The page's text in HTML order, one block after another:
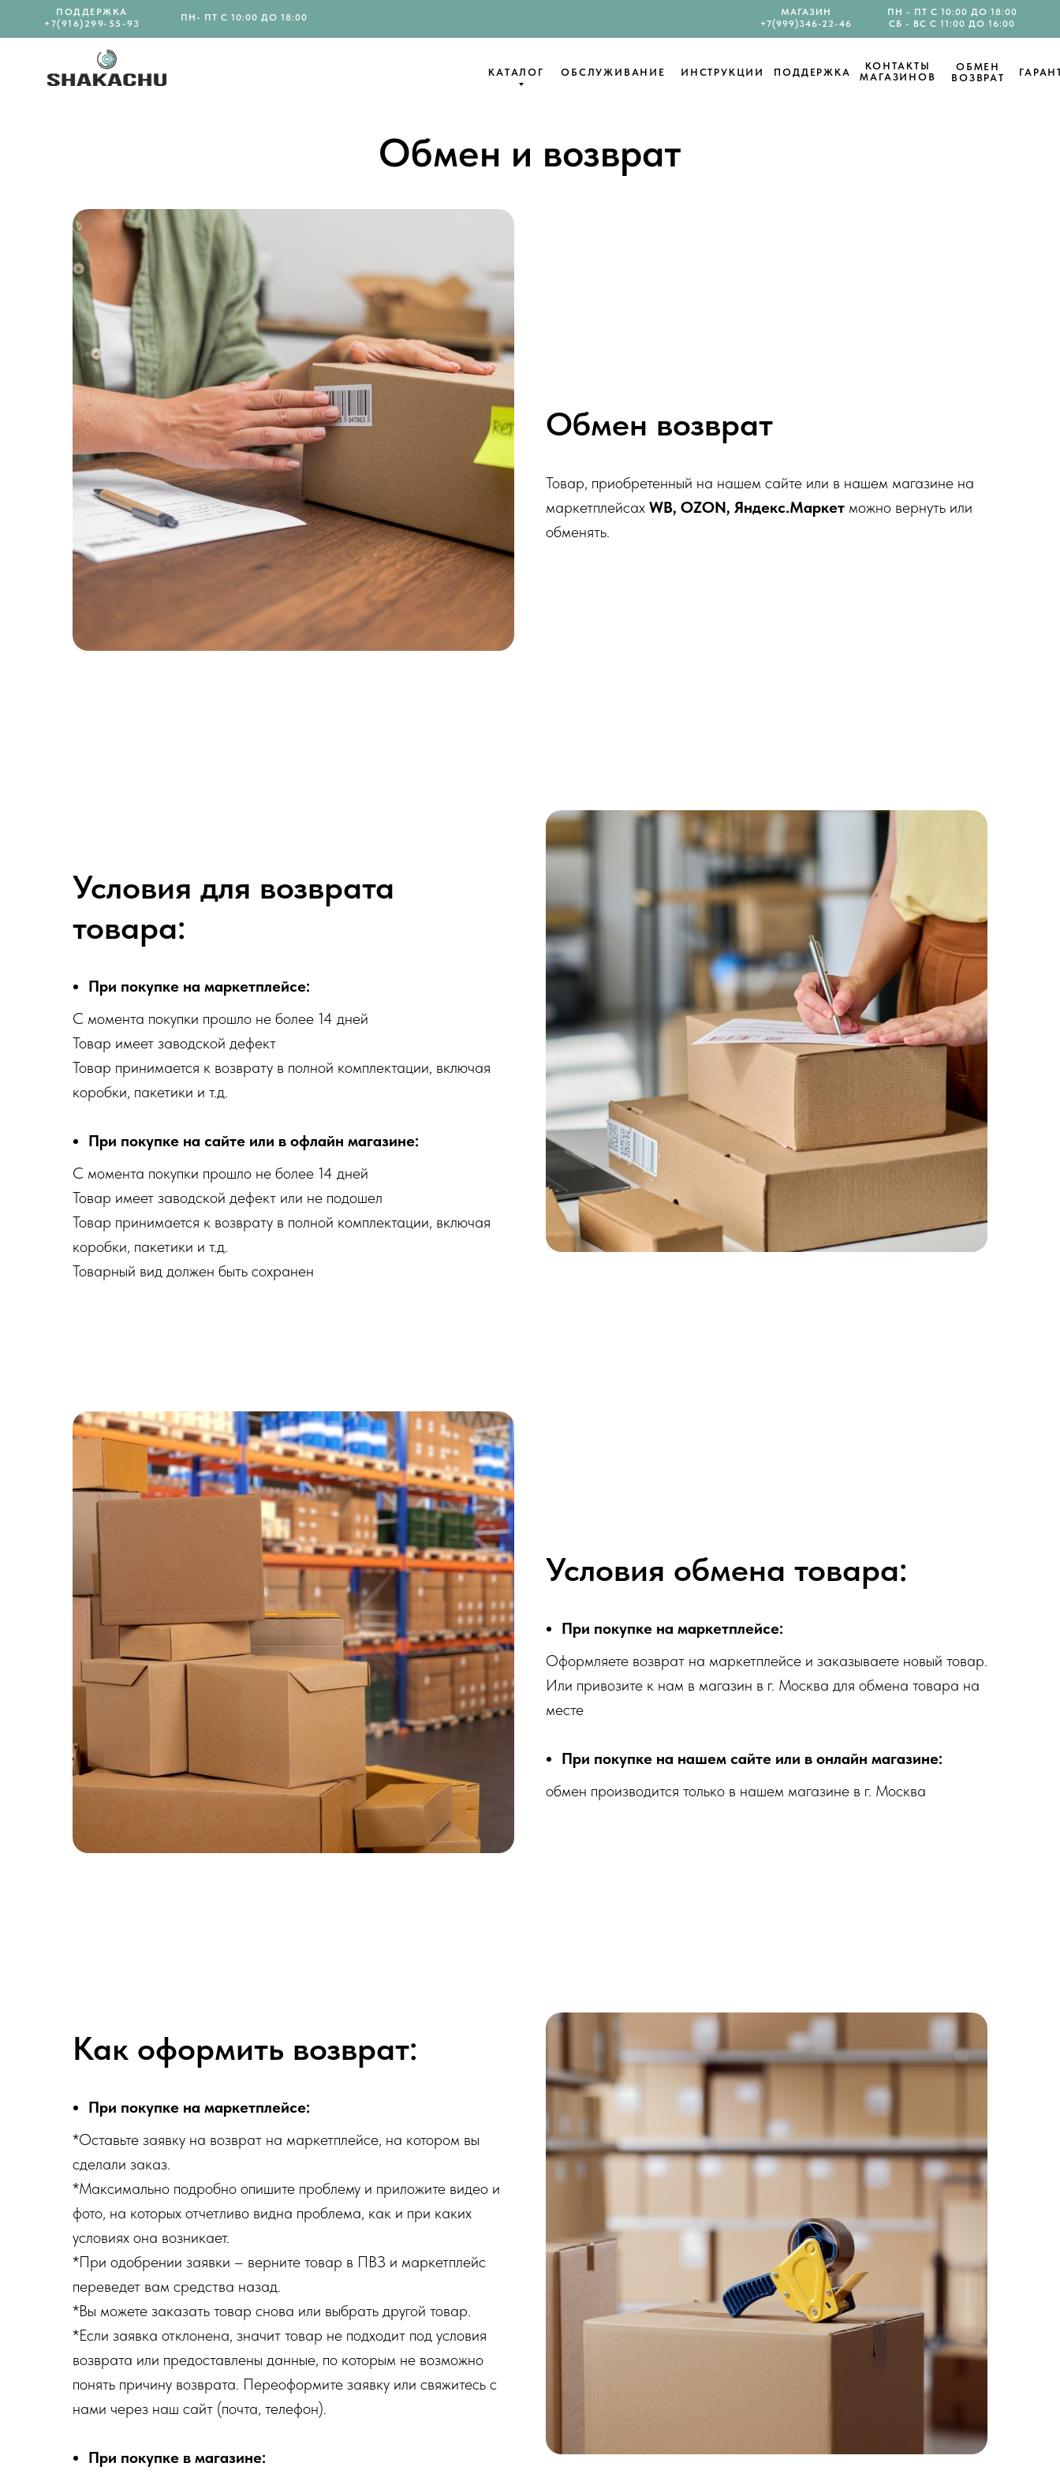
ИНСТРУКЦИИ ПОДДЕРЖКА
КОНТАКТЫ
МАГАЗИНОВ
ОБМЕН
ВОЗВРАТ
КАТАЛОГ
ПОДДЕРЖКА
+7(916)299-55-93
МАГАЗИН
+7(999)346-22-46
ПН- ПТ С 10:00 ДО 18:00
ПН - ПТ С 10:00 ДО 18:00
СБ - ВС С 11:00 ДО 16:00
ОБСЛУЖИВАНИЕ
Обмен и возврат
Обмен возврат
Товар, приобретенный на нашем сайте или в нашем магазине на
маркетплейсах WB, OZON, Яндекс.Маркет можно вернуть или
обменять.
Условия для возврата
товара:
При покупке на маркетплейсе:
С момента покупки прошло не более 14 дней
Товар имеет заводской дефект
Товар принимается к возврату в полной комплектации, включая
коробки, пакетики и т.д.
При покупке на сайте или в офлайн магазине:
С момента покупки прошло не более 14 дней
Товар имеет заводской дефект или не подошел
Товар принимается к возврату в полной комплектации, включая
коробки, пакетики и т.д.
Товарный вид должен быть сохранен
Условия обмена товара:
При покупке на маркетплейсе:
Оформляете возврат на маркетплейсе и заказываете новый товар.
Или привозите к нам в магазин в г. Москва для обмена товара на
месте
При покупке на нашем сайте или в онлайн магазине:
обмен производится только в нашем магазине в г. Москва
Как оформить возврат:
При покупке на маркетплейсе:
*Оставьте заявку на возврат на маркетплейсе, на котором вы
сделали заказ.
*Максимально подробно опишите проблему и приложите видео и
фото, на которых отчетливо видна проблема, как и при каких
условиях она возникает.
*При одобрении заявки – верните товар в ПВЗ и маркетплейс
переведет вам средства назад.
*Вы можете заказать товар снова или выбрать другой товар.
*Если заявка отклонена, значит товар не подходит под условия
возврата или предоставлены данные, по которым не возможно
понять причину возврата. Переоформите заявку или свяжитесь с
нами через наш сайт (почта, телефон).
При покупке в магазине: